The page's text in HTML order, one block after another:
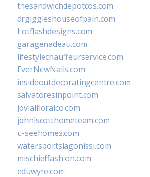
thesandwichdepotcos.com
drgiggleshouseofpain.com
hotflashdesigns.com
garagenadeau.com
lifestylechauffeurservice.com
EverNewNails.com
insideoutdecoratingcentre.com
salvatoresinpoint.com
jovialfloralco.com
johnlscotthometeam.com
u-seehomes.com
watersportslagonissi.com
mischieffashion.com
eduwyre.com